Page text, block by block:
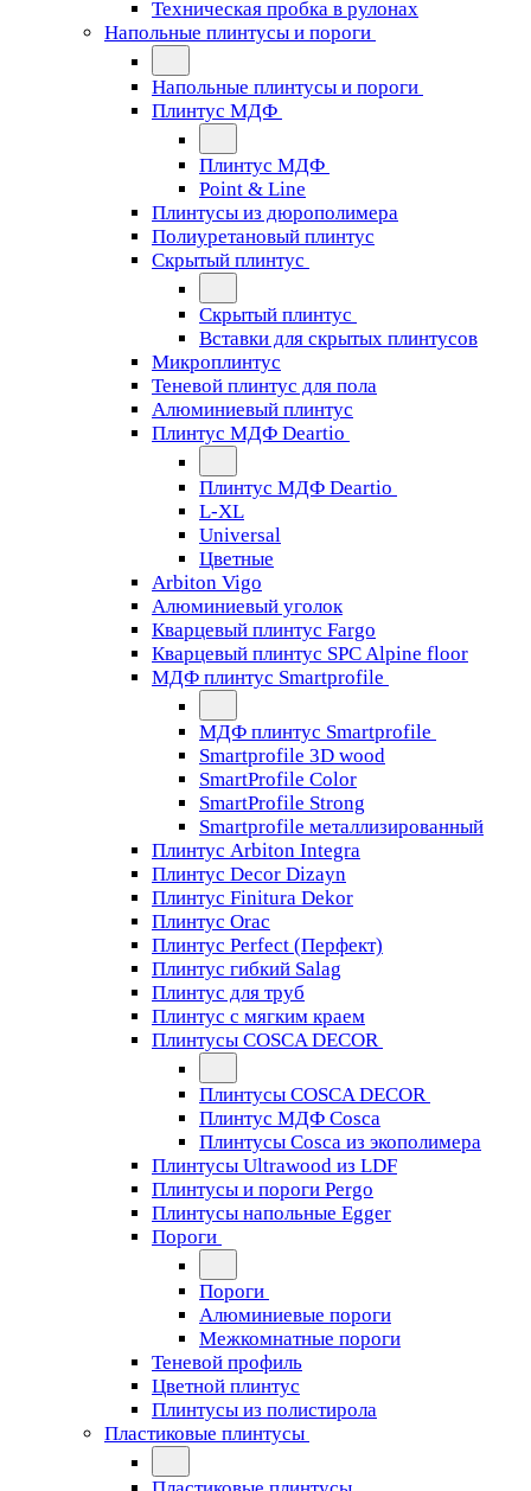
Техническая пробка в рулонах
Напольные плинтусы и пороги
Напольные плинтусы и пороги
Плинтус МДФ
Плинтус МДФ
Point & Line
Плинтусы из дюрополимера
Полиуретановый плинтус
Скрытый плинтус
Скрытый плинтус
Вставки для скрытых плинтусов
Микроплинтус
Теневой плинтус для пола
Алюминиевый плинтус
Плинтус МДФ Deartio
Плинтус МДФ Deartio
L-XL
Universal
Цветные
Arbiton Vigo
Алюминиевый уголок
Кварцевый плинтус Fargo
Кварцевый плинтус SPC Alpine floor
МДФ плинтус Smartprofile
МДФ плинтус Smartprofile
Smartprofile 3D wood
SmartProfile Color
SmartProfile Strong
Smartprofile металлизированный
Плинтус Arbiton Integra
Плинтус Decor Dizayn
Плинтус Finitura Dekor
Плинтус Orac
Плинтус Perfect (Перфект)
Плинтус гибкий Salag
Плинтус для труб
Плинтус с мягким краем
Плинтусы COSCA DECOR
Плинтусы COSCA DECOR
Плинтус МДФ Cosca
Плинтусы Cosca из экополимера
Плинтусы Ultrawood из LDF
Плинтусы и пороги Pergo
Плинтусы напольные Egger
Пороги
Пороги
Алюминиевые пороги
Межкомнатные пороги
Теневой профиль
Цветной плинтус
Плинтусы из полистирола
Пластиковые плинтусы